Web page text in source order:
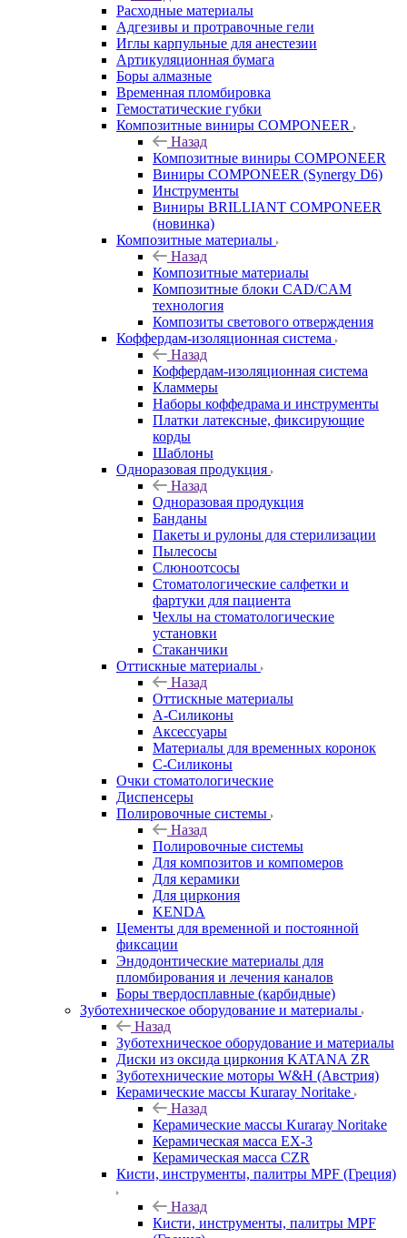
Расходные материалы
Адгезивы и протравочные гели
Иглы карпульные для анестезии
Артикуляционная бумага
Боры алмазные
Временная пломбировка
Гемостатические губки
Композитные виниры COMPONEER
Назад
Композитные виниры COMPONEER
Виниры COMPONEER (Synergy D6)
Инструменты
Виниры BRILLIANT COMPONEER
(новинка)
Композитные материалы
Назад
Композитные материалы
Композитные блоки CAD/СAM
технология
Композиты светового отверждения
Коффердам-изоляционная система
Назад
Коффердам-изоляционная система
Кламмеры
Наборы коффедрама и инструменты
Платки латексные, фиксирующие
корды
Шаблоны
Одноразовая продукция
Назад
Одноразовая продукция
Банданы
Пакеты и рулоны для стерилизации
Пылесосы
Слюноотсосы
Стоматологические салфетки и
фартуки для пациента
Чехлы на стоматологические
установки
Стаканчики
Оттискные материалы
Назад
Оттискные материалы
А-Силиконы
Аксессуары
Материалы для временных коронок
С-Силиконы
Очки стоматологические
Диспенсеры
Полировочные системы
Назад
Полировочные системы
Для композитов и компомеров
Для керамики
Для циркония
KENDA
Цементы для временной и постоянной
фиксации
Эндодонтические материалы для
пломбирования и лечения каналов
Боры твердосплавные (карбидные)
Зуботехническое оборудование и материалы
Назад
Зуботехническое оборудование и материалы
Диски из оксида циркония KATANA ZR
Зуботехнические моторы W&H (Австрия)
Керамические массы Kuraray Noritake
Назад
Керамические массы Kuraray Noritake
Керамическая масса EX-3
Керамическая масса CZR
Кисти, инструменты, палитры MPF (Греция)
Назад
Кисти, инструменты, палитры MPF